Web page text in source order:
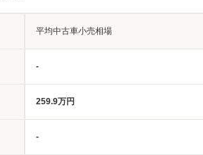
平均中古車小売相場
-
259.9万円
-